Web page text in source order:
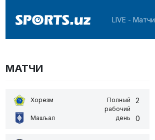
LIVE - Матчи
МАТЧИ
Хорезм
Машъал
Полный
рабочий
день
2
0